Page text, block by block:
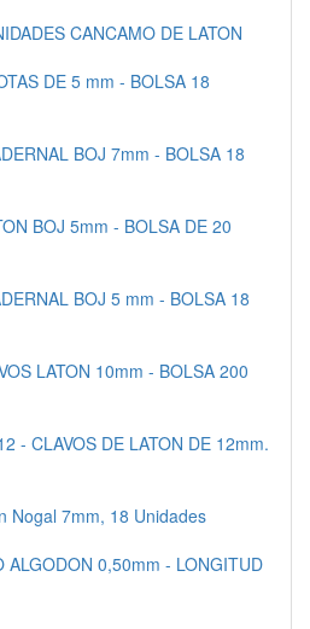
CANCAMO DE LATON
DE 5 mm - BOLSA 18
BOJ 7mm - BOLSA 18
BOJ 5mm - BOLSA DE 20
BOJ 5 mm - BOLSA 18
LATON 10mm - BOLSA 200
- CLAVOS DE LATON DE 12mm.
Nogal 7mm, 18 Unidades
ALGODON 0,50mm - LONGITUD